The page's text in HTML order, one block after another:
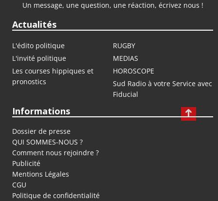
Un message, une question, une réaction, écrivez nous !
Actualités
L'édito politique
RUGBY
L'invité politique
MEDIAS
Les courses hippiques et
pronostics
HOROSCOPE
Sud Radio à votre Service avec
Fiducial
Informations
Dossier de presse
QUI SOMMES-NOUS ?
Comment nous rejoindre ?
Publicité
Mentions Légales
CGU
Politique de confidentialité